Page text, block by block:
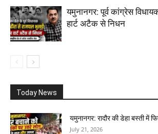
यमुनानगर: पूर्व कांग्रेस
हार्ट अटैक से निधन
Today News
यमुनानगर: रादौर की डेहा बस्ती में
July 21, 2026